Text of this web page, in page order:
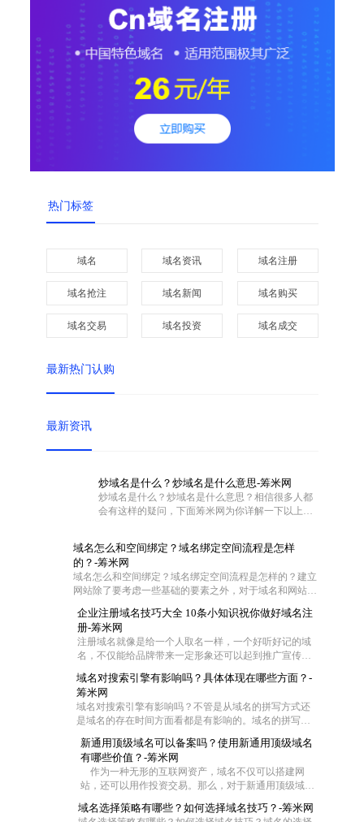
热门标签
域名 域名资讯 域名注册
域名抢注 域名新闻 域名购买
域名交易 域名投资 域名成交
最新热门认购
最新资讯
炒域名是什么？炒域名是什么意思-筹米网
炒域名是什么？炒域名是什么意思？相信很多人都
会有这样的疑问，下面筹米网为你详解一下以上问
域名怎么和空间绑定？域名绑定空间流程是怎样
的？-筹米网
域名怎么和空间绑定？域名绑定空间流程是怎样的？建立
网站除了要考虑一些基础的要素之外，对于域名和网站空
么联系在一起呢?一般都是通过域名解析把域名指向空间
IP，让用户可以通过域名访问网站空间。那么网站域名如
何绑定空间？下面筹米网小编就带大家去看看域名怎么和
空间绑定和域名绑定空间流程是怎样的。
企业注册域名技巧大全 10条小知识祝你做好域名注
册-筹米网
注册域名就像是给一个人取名一样，一个好听好记的域
名，不仅能给品牌带来一定形象还可以起到推广宣传的
大，那么作为一家企业怎么去注册域名成了企业的难
题，今天筹米就给大家一些小妙招！帮你选择适合的好
域名：
域名对搜索引擎有影响吗？具体体现在哪些方面？-
筹米网
域名对搜索引擎有影响吗？不管是从域名的拼写方式还
是域名的存在时间方面看都是有影响的。域名的拼写是
且一般来说域名时间越长对优化越有帮助，但是在用老
域名时，要注意域名是否被K这样是对SEO不利。当然还
有其他一些影响
新通用顶级域名可以备案吗？使用新通用顶级域名
有哪些价值？-筹米网
作为一种无形的互联网资产，域名不仅可以搭建网
站，还可以用作投资交易。那么，对于新通用顶级域
下，新通用顶级域名可以备案吗？使用新通用顶级域名
域名选择策略有哪些？如何选择域名技巧？-筹米网